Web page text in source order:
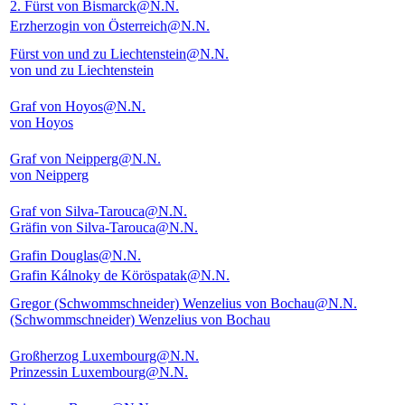
2. Fürst von Bismarck@N.N.
Erzherzogin von Österreich@N.N.
Fürst von und zu Liechtenstein@N.N.
von und zu Liechtenstein
Graf von Hoyos@N.N.
von Hoyos
Graf von Neipperg@N.N.
von Neipperg
Graf von Silva-Tarouca@N.N.
Gräfin von Silva-Tarouca@N.N.
Grafin Douglas@N.N.
Grafin Kálnoky de Köröspatak@N.N.
Gregor (Schwommschneider) Wenzelius von Bochau@N.N.
(Schwommschneider) Wenzelius von Bochau
Großherzog Luxembourg@N.N.
Prinzessin Luxembourg@N.N.